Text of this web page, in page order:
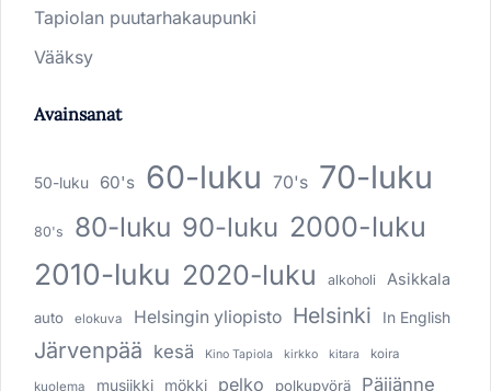
Tapiolan puutarhakaupunki
Vääksy
Avainsanat
50-luku 60's 60-luku 70's 70-luku
80's 80-luku 90-luku 2000-luku
2010-luku 2020-luku alkoholi Asikkala
auto elokuva Helsingin yliopisto Helsinki In English
Järvenpää kesä Kino Tapiola kirkko kitara koira
kuolema musiikki mökki pelko polkupyörä Päijänne